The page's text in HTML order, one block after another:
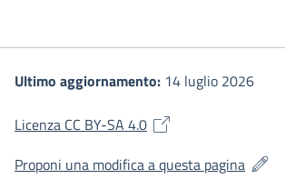
Ultimo aggiornamento: 14 luglio 2026
Licenza CC BY-SA 4.0(si apre in una nuova
Proponi una modifica a questa pagina(si